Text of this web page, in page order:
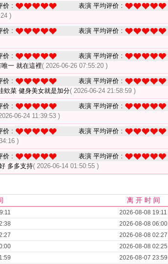
价 : 表演 平均评价 :
)
价 : 表演 平均评价 :
价 : 表演 平均评价 :
一 就在這裡( 2026-06-26 07:55:20 )
价 : 表演 平均评价 :
欸菜 健身美女就是加分( 2026-06-24 21:58:59 )
价 : 表演 平均评价 :
06-24 11:39:53 )
价 : 表演 平均评价 :
)
价 : 表演 平均评价 :
多多支持( 2026-06-14 01:50:55 )
离 开 时 间
2026-08-08 19:11
2026-08-08 06:00
2026-08-08 02:27
2026-08-08 02:25
2026-08-07 23:59